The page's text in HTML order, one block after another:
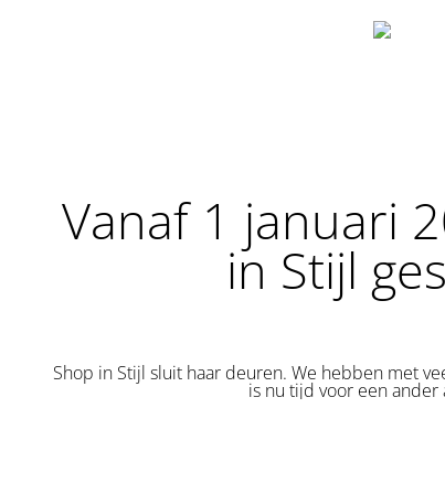
Vanaf 1 januari
in Stijl
Shop in Stijl sluit haar deuren. We hebben met
is nu tijd voor een ander